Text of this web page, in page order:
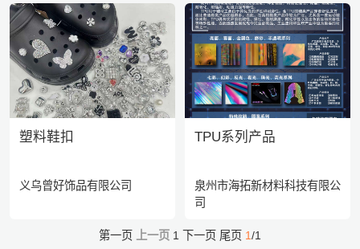
塑料鞋扣
义乌曾好饰品有限公司
TPU系列产品
泉州市海拓新材料科技有限公
司
第一页 上一页 1 下一页 尾页 1/1